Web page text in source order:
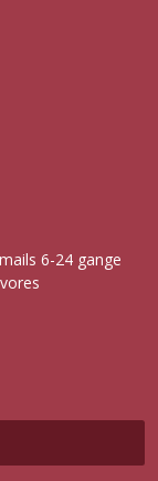
6-24 gange